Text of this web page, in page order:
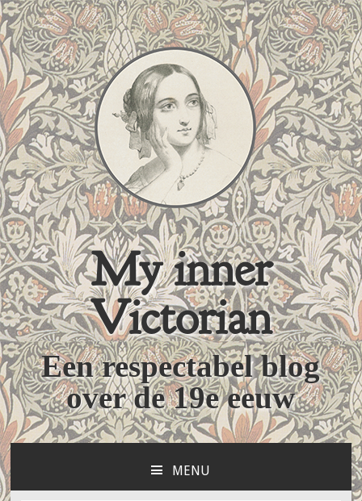
My inner
Victorian
Een respectabel blog
over de 19e eeuw
MENU